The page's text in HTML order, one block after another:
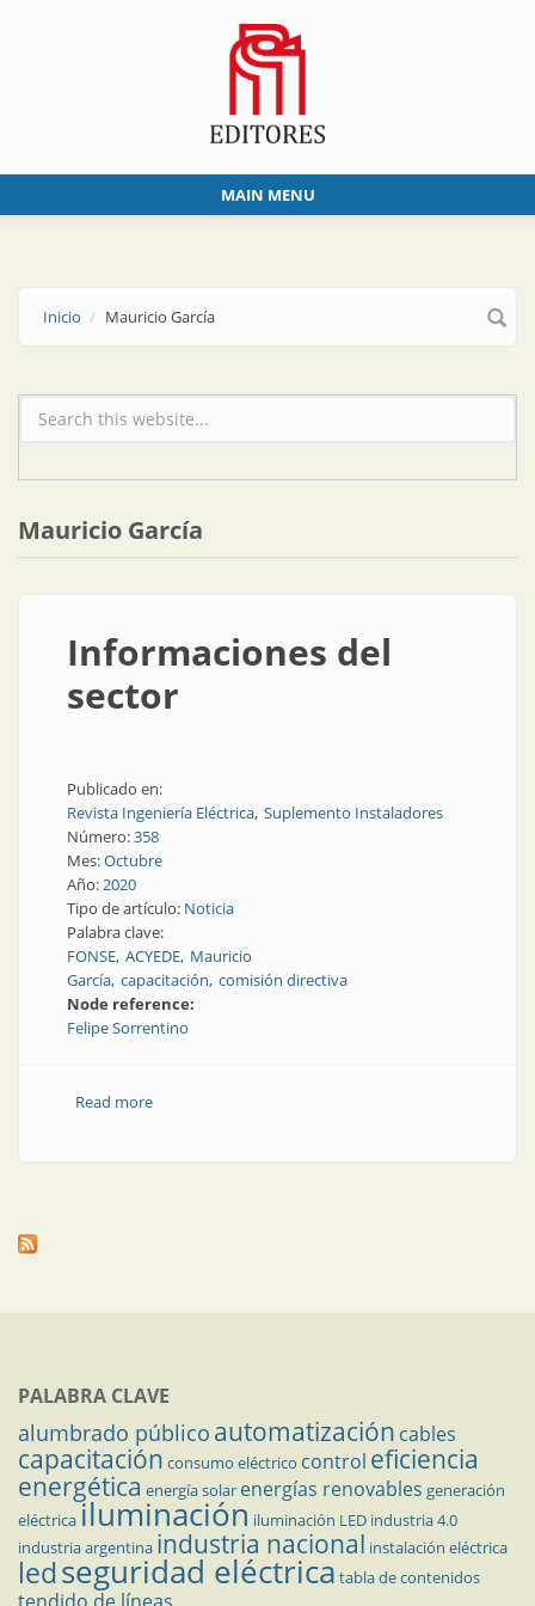
MAIN MENU
Inicio Mauricio García
Formulario de búsqueda
Mauricio García
Informaciones del
sector
Publicado en:
Revista Ingeniería Eléctrica Suplemento Instaladores
Número:358
Mes:Octubre
Año:2020
Tipo de artículo: Noticia
Palabra clave:
FONSE ACYEDE Mauricio
García capacitación comisión directiva
Node reference:
Felipe Sorrentino
Read moreabout Informaciones del sector
PALABRA CLAVE
alumbrado público automatización cables
capacitación consumo eléctrico control eficiencia
energética energía solar energías renovables generación
eléctricailuminación iluminación LED industria 4.0
industria argentina industria nacional instalación eléctrica
ledseguridad eléctrica tabla de contenidos